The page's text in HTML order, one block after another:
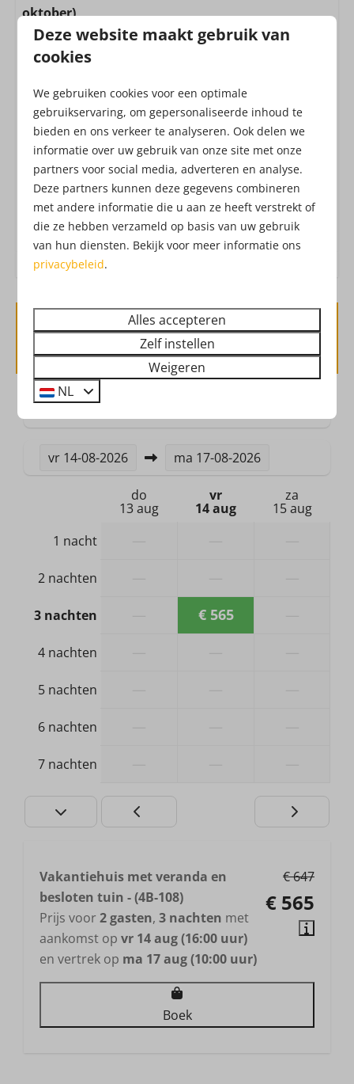
Vriezer of vriesvak
Uitgebreide keukeninventaris
Afzuigkap
Ligging
Aan de bosrand
Vrijstaand
Buiten
Tuin
Tuinmeubels
Berging
Veiligheid
Rookmelder
Verwarming & Verkoeling
Geen hond toegestaan, eigenaar heeft wel een
Badkamer & Sanitair
Douche
Toilet
oktober)
Alle huizen zijn inclusief de toegang tot het
Attractiepark! Het Attractiepark werkt met een all-in
van o.a. vers fruit, belegde broodjes, frites, snacks,
verse churros, soep, koffie, thee, limonade,
Drouwenerzand frisdranken en waterijs.Dat heet
vakantie!Check hier deopeningstijdenvan het
Attractiepark. Ben je benieuwd hoe het
Attractiepark eruit ziet?Check hier de
dronebeelden
Beschikbaarheid en prijs
2 gasten
vr 14-08-2026 ma 17-08-2026
do
13 aug
vr
14 aug
za
15 aug
1 nacht
2 nachten
3 nachten € 565
4 nachten
5 nachten
6 nachten
7 nachten
€ 647
€ 565
Vakantiehuis met veranda en
besloten tuin - (4B-108)
Prijs voor2 gasten, 3 nachten met
aankomst op vr 14 aug (16:00 uur)
en vertrek op ma 17 aug (10:00 uur)
Boek
Deze website maakt gebruik van
cookies
We gebruiken cookies voor een optimale
gebruikservaring, om gepersonaliseerde inhoud te
bieden en ons verkeer te analyseren. Ook delen we
informatie over uw gebruik van onze site met onze
partners voor social media, adverteren en analyse.
Deze partners kunnen deze gegevens combineren
met andere informatie die u aan ze heeft verstrekt of
die ze hebben verzameld op basis van uw gebruik
van hun diensten. Bekijk voor meer informatie ons
privacybeleid.
Alles accepteren
Zelf instellen
Weigeren
NL